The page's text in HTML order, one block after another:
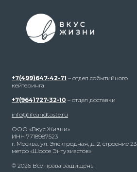
+7(499)647-42-71 – отдел событийного
кейтеринга
+7(964)727-32-10 – отдел доставки
info@lifeandtaste.ru
ООО «Вкус Жизни»
ИНН 7718987523
г. Москва, ул. Электродная, д. 2, строение 23,
метро «Шоссе Энтузиастов»
© 2026 Все права защищены